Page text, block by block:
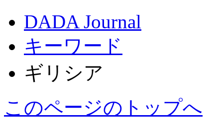
DADA Journal
キーワード
ギリシア
このページのトップへ